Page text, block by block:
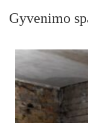
Gyvenimo